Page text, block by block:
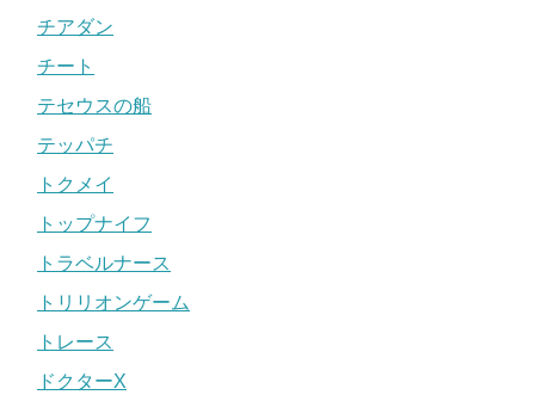
チアダン
チート
テセウスの船
テッパチ
トクメイ
トップナイフ
トラベルナース
トリリオンゲーム
トレース
ドクターX